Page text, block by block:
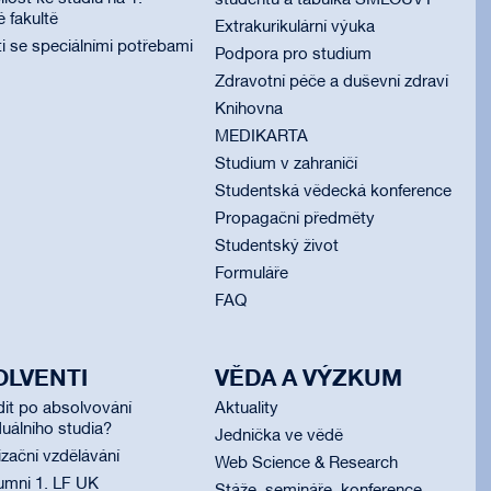
fakultě
se speciálními potřebami
Extrakurikulární výuka
Podpora pro studium
Zdravotní péče a duševní zdraví
Knihovna
MEDIKARTA
Studium v zahraničí
Studentská vědecká konference
Propagační předměty
Studentský život
Formuláře
FAQ
po absolvování
studia?
vzdělávání
1. LF UK
VĚDA A VÝZKUM
Aktuality
Jednička ve vědě
Web Science & Research